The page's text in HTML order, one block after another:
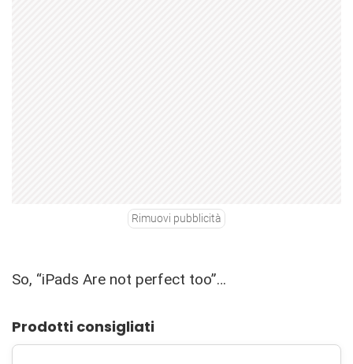
Rimuovi pubblicità
So, “iPads Are not perfect too”…
Prodotti consigliati